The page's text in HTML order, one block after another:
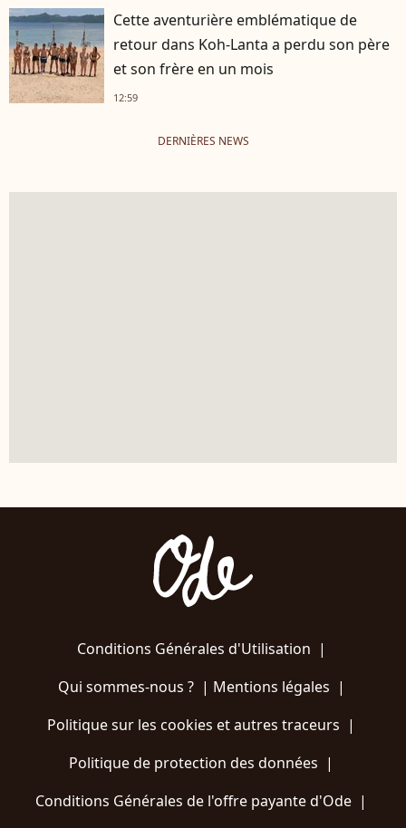
Cette aventurière emblématique de
retour dans Koh-Lanta a perdu son père
et son frère en un mois
12:59
DERNIÈRES NEWS
Conditions Générales d'Utilisation |
Qui sommes-nous ?| Mentions légales |
Politique sur les cookies et autres traceurs |
Politique de protection des données |
Conditions Générales de l'offre payante d'Ode |